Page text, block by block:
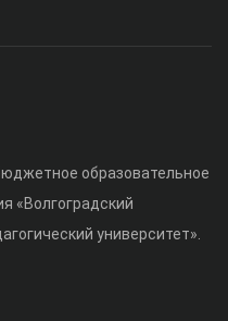
образовательное
«Волгоградский
университет».